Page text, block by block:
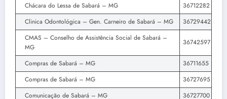
Chácara do Lessa de Sabará – MG
36712282
Clinica Odontológica – Gen. Carneiro de Sabará – MG
36729442
CMAS – Conselho de Assistência Social de Sabará –
MG
36742597
Compras de Sabará – MG
36711655
Compras de Sabará – MG
36727695
Comunicação de Sabará – MG
36727700